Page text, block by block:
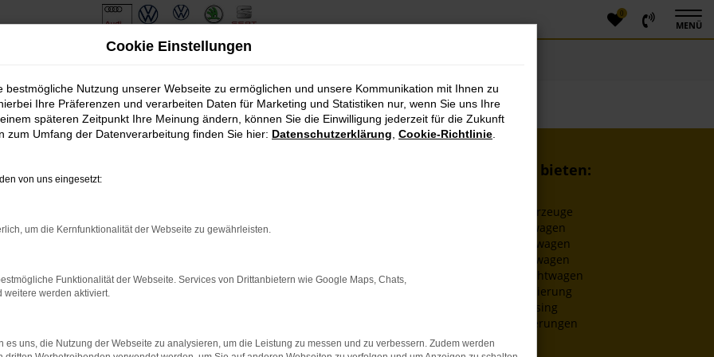
0
MENÜ
07:15 bis 18:00 Uhr
Wir bieten:
EU-Fahrzeuge
Neuwagen
Dienstwagen
Jahreswagen
Gebrauchtwagen
Finanzierung
Leasing
Versicherungen
Cookie Einstellungen
bestmögliche Nutzung unserer Webseite zu ermöglichen und unsere Kommunikation mit Ihnen zu
Ihre Präferenzen und verarbeiten Daten für Marketing und Statistiken nur, wenn Sie uns Ihre
späteren Zeitpunkt Ihre Meinung ändern, können Sie die Einwilligung jederzeit für die Zukunft
zum Umfang der Datenverarbeitung finden Sie hier: Datenschutzerklärung Cookie-Richtlinie
von uns eingesetzt:
um die Kernfunktionalität der Webseite zu gewährleisten.
Funktionalität der Webseite. Services von Drittanbietern wie Google Maps, Chats,
weitere werden aktiviert.
es uns, die Nutzung der Webseite zu analysieren, um die Leistung zu messen und zu verbessern. Zudem werden